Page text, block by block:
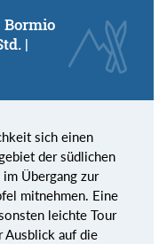
Bormio
|
sich einen
der südlichen
Übergang zur
mitnehmen. Eine
leichte Tour
Ausblick auf die